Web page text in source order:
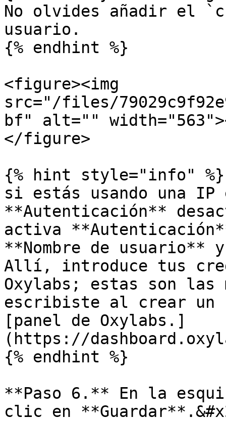
No olvides añadir el
usuario.
{% endhint %}
<figure><img
src="/files/
bf" alt=""
</figure>
{% hint style="info" %}
si estás usando una
**Autenticación**
activa
**Nombre de usuario**
Allí, introduce tus
Oxylabs; estas son las
escribiste al crear un
[panel de Oxylabs.]
(https://
{% endhint %}
**Paso 6.** En la
clic en